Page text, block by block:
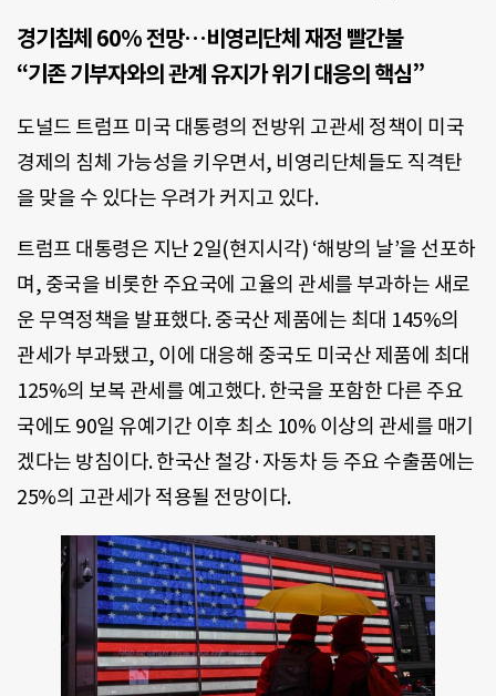
경기침체 60% 전망…비영리단체 재정 빨간불
“기존 기부자와의 관계 유지가 위기 대응의 핵심”
도널드 트럼프 미국 대통령의 전방위 고관세 정책이 미국
경제의 침체 가능성을 키우면서, 비영리단체들도 직격탄
을 맞을 수 있다는 우려가 커지고 있다.
트럼프 대통령은 지난 2일(현지시각) ‘해방의 날’을 선포하
며, 중국을 비롯한 주요국에 고율의 관세를 부과하는 새로
운 무역정책을 발표했다. 중국산 제품에는 최대 145%의
관세가 부과됐고, 이에 대응해 중국도 미국산 제품에 최대
125%의 보복 관세를 예고했다. 한국을 포함한 다른 주요
국에도 90일 유예기간 이후 최소 10% 이상의 관세를 매기
겠다는 방침이다. 한국산 철강·자동차 등 주요 수출품에는
25%의 고관세가 적용될 전망이다.